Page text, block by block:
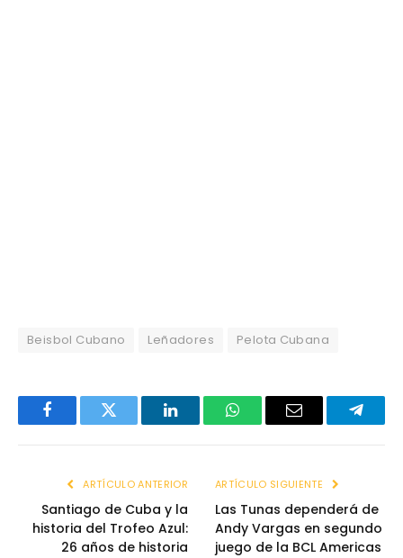
Beisbol Cubano Leñadores Pelota Cubana
FacebookTwitter LinkedInWhatsAppEmail
ARTÍCULO ANTERIOR
Santiago de Cuba y la
historia del Trofeo Azul:
26 años de historia
ARTÍCULO SIGUIENTE
Las Tunas dependerá de
Andy Vargas en segundo
juego de la BCL Americas